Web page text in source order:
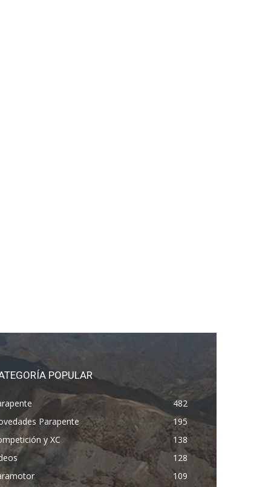
POPULAR
482
Parapente
195
y XC
138
128
109